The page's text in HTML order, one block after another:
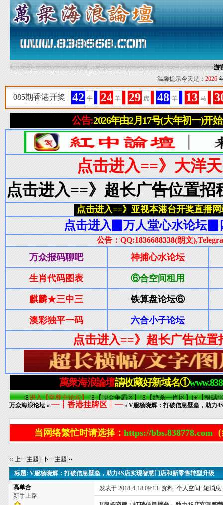
游
温馨提示今天是： 2026
万众海浪论坛 »┈┋香港挂牌区┋┈» V服杨晓辉：打破信息壁垒，助力
当网络繁忙时请选择： https://bbs.838778.com
‹‹ 上一主题 |下一主题 ››
标题: V服杨晓辉：打破信息壁垒，助力4S店实现智慧门店和新零售转型升级
高单合
新手上路
发表于 2018-4-18 09:13 资料 个人空间 短消息